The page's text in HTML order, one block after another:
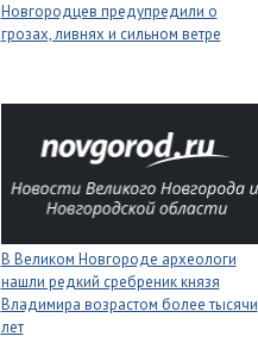
Новгородцев предупредили о
грозах, ливнях и сильном ветре
В Великом Новгороде археологи
нашли редкий сребреник князя
Владимира возрастом более тысячи
лет